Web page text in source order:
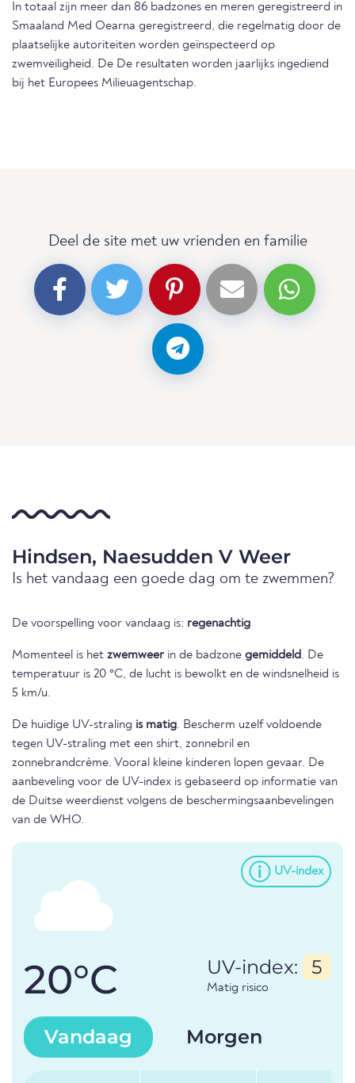
In totaal zijn meer dan 86 badzones en meren geregistreerd in
Smaaland Med Oearna geregistreerd, die regelmatig door de
plaatselijke autoriteiten worden geïnspecteerd op
zwemveiligheid. De De resultaten worden jaarlijks ingediend
bij het Europees Milieuagentschap.
Deel de site met uw vrienden en familie
Hindsen, Naesudden V Weer
Is het vandaag een goede dag om te zwemmen?
De voorspelling voor vandaag is: regenachtig
Momenteel is het zwemweer in de badzone gemiddeld. De
temperatuur is 20 °C, de lucht is bewolkt en de windsnelheid is
5 km/u.
De huidige UV-straling is matig. Bescherm uzelf voldoende
tegen UV-straling met een shirt, zonnebril en
zonnebrandcrème. Vooral kleine kinderen lopen gevaar. De
aanbeveling voor de UV-index is gebaseerd op informatie van
de Duitse weerdienst volgens de beschermingsaanbevelingen
van de WHO.
UV-index
20°C UV-index: 5
Matig risico
Vandaag Morgen